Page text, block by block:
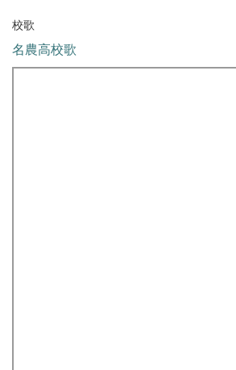
校歌
名農高校歌